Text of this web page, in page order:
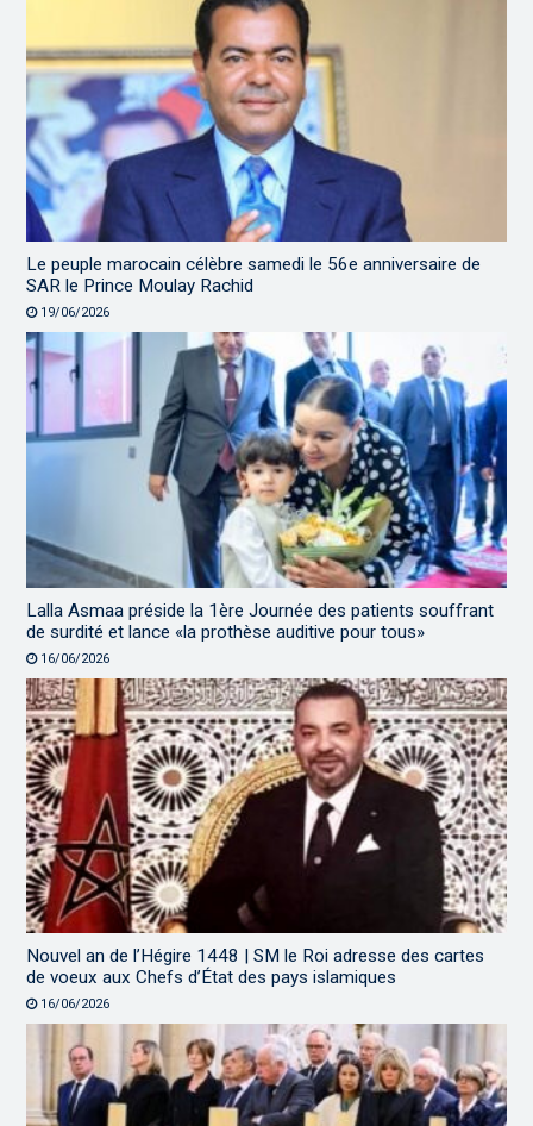
Le peuple marocain célèbre samedi le 56e anniversaire de
SAR le Prince Moulay Rachid
19/06/2026
Lalla Asmaa préside la 1ère Journée des patients souffrant
de surdité et lance «la prothèse auditive pour tous»
16/06/2026
Nouvel an de l’Hégire 1448 | SM le Roi adresse des cartes
de voeux aux Chefs d’État des pays islamiques
16/06/2026